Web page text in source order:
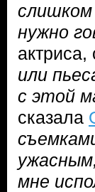
нужно
актриса,
или
с этой
сказала
мне